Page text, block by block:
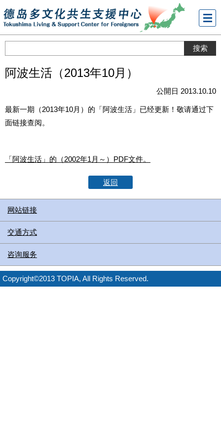
メニ
ュー
阿波生活（2013年10月）
公開日 2013.10.10
最新一期（2013年10月）的「阿波生活」已经更新！敬请通过下
面链接查阅。
「阿波生活」的（2002年1月～）PDF文件。
返回
网站链接
交通方式
咨询服务
Copyright©2013 TOPIA, All Rights Reserved.